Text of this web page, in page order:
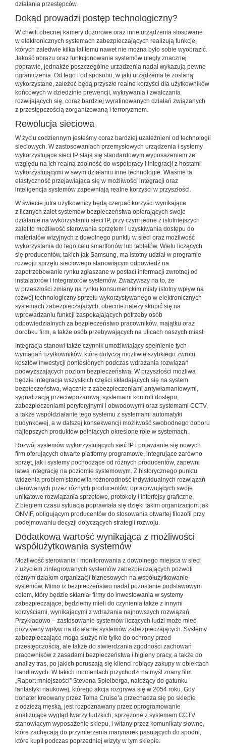
działania przestępców.
Dokąd prowadzi postęp technologiczny?
W chwili obecnej kamery dozorowe oraz inne urządzenia stosowane
w elektronicznych systemach zabezpieczających realizują funkcje,
których zaledwie kilka lat temu nawet nie można było sobie wyobrazić.
Jakość obrazu oraz funkcjonowanie systemów uległy znacznej
poprawie, jednakże poszczególne urządzenia nadal wykazują pewne
ograniczenia. Od tego i od sposobu, w jaki urządzenia te zostaną
wykorzystane, zależeć będą przyszłe realne korzyści dla użytkowników
końcowych w dziedzinie prewencji, wykrywania i zwalczania
rozwijających się, coraz bardziej wyrafinowanych działań związanych
z przestępczością zorganizowaną i terroryzmem.
Rewolucja sieciowa
W życiu codziennym jesteśmy coraz bardziej uzależnieni od technologii
sieciowych. W zastosowaniach przemysłowych urządzenia i systemy
wykorzystujące sieci IP stają się standardowym wyposażeniem ze
względu na ich realną zdolność do współpracy i integracji z hostami
wykorzystującymi w swym działaniu inne technologie. Właśnie ta
elastyczność przejawiająca się w możliwości integracji oraz
inteligencja systemów zapewniają realne korzyści w przyszłości.
W świecie jutra użytkownicy będą czerpać korzyści wynikające
z licznych zalet systemów bezpieczeństwa opierających swoje
działanie na wykorzystaniu sieci IP, przy czym jedne z istotniejszych
zalet to możliwość sterowania sprzętem i uzyskiwania dostępu do
materiałów wizyjnych z dowolnego punktu w sieci oraz możliwość
wykorzystania do tego celu smartfonów lub tabletów. Wielu liczących
się producentów, takich jak Samsung, ma istotny udział w programie
rozwoju sprzętu sieciowego stanowiącym odpowiedź na
zapotrzebowanie rynku zgłaszane w postaci informacji zwrotnej od
instalatorów i integratorów systemów. Zważywszy na to, że
w przeszłości zmiany na rynku konsumenckim miały istotny wpływ na
rozwój technologiczny sprzętu wykorzystywanego w elektronicznych
systemach zabezpieczających, obecnie należy skupić się na
wprowadzaniu funkcji zaspokajających potrzeby osób
odpowiedzialnych za bezpieczeństwo pracowników, majątku oraz
dorobku firm, a także osób przebywających na ulicach naszych miast.
Integracja stanowi także czynnik umożliwiający spełnienie tych
wymagań użytkowników, które dotyczą możliwie szybkiego zwrotu
kosztów inwestycji poniesionych podczas wdrażania rozwiązań
podwyższających poziom bezpieczeństwa. W przyszłości możliwa
będzie integracja wszystkich części składających się na system
bezpieczeństwa, włącznie z zabezpieczeniami antywłamaniowymi,
sygnalizacją przeciwpożarową, systemami kontroli dostępu,
zabezpieczeniami peryferyjnymi i obwodowymi oraz systemami CCTV,
a także współdziałanie tego systemu z systemami automatyki
budynkowej, a w dalszej konsekwencji możliwość swobodnego doboru
najlepszych produktów pełniących określone role w systemach.
Rozwój systemów wykorzystujących sieć IP i pojawianie się nowych
firm oferujących otwarte platformy programowe, integrujące zarówno
sprzęt, jak i systemy pochodzące od różnych producentów, zapewni
łatwą integrację na poziomie systemowym. Z historycznego punktu
widzenia problem stanowiła różnorodność indywidualnych rozwiązań
oferowanych przez różnych producentów, opracowujących swoje
unikatowe rozwiązania sprzętowe, protokoły i interfejsy graficzne.
Z biegiem czasu sytuacja poprawiała się dzięki takim organizacjom jak
ONVIF, obligującym producentów do stosowania otwartej filozofii przy
podejmowaniu decyzji dotyczących strategii rozwoju.
Dodatkowa wartość wynikająca z możliwości
współużytkowania systemów
Możliwość sterowania i monitorowania z dowolnego miejsca w sieci
z użyciem zintegrowanych systemów zabezpieczających pozwoli
różnym działom organizacji biznesowych na współużytkowanie
systemów. Mimo iż bezpieczeństwo nadal pozostanie podstawowym
celem, który będzie skłaniał firmy do inwestowania w systemy
zabezpieczające, będziemy mieli do czynienia także z innymi
korzyściami, wynikającymi z wdrażania najnowszych rozwiązań.
Przykładowo – zastosowanie systemów liczących ludzi może mieć
pozytywny wpływ na działanie systemów zabezpieczających. Systemy
zabezpieczające mogą służyć nie tylko do ochrony przed
przestępczością, ale także do stwierdzania zgodności zachowań
pracowników z zasadami bezpieczeństwa i higieny pracy, a także do
analizy tras, po jakich poruszają się klienci robiący zakupy w obiektach
handlowych. W takich momentach przychodzi na myśl znany film
„Raport mniejszości” Stevena Spielberga, należący do gatunku
fantastyki naukowej, którego akcja rozgrywa się w 2054 roku. Gdy
bohater kreowany przez Toma Cruise’a przechadza się po sklepie
z odzieżą męską, jest rozpoznawany przez oprogramowanie
analizujące wygląd twarzy ludzkich, sprzężone z systemem CCTV
stanowiącym wyposażenie sklepu, i witany przez komunikaty słowne,
które zachęcają do przymierzenia marynarek pasujących do spodni,
które kupił podczas poprzedniej wizyty w tym sklepie.